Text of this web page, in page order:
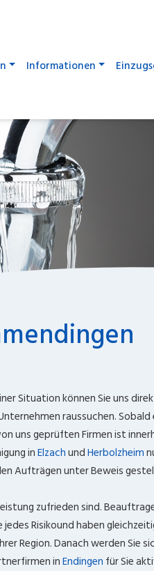
Informationen
Situation können Sie uns
raussuchen. Sobald
uns geprüften Firmen ist
inElzachundHerbolzheim
Aufträgen unter Beweis
zufrieden sind.
Risikound haben
Region. Danach werden Sie
inEndingen für Sie